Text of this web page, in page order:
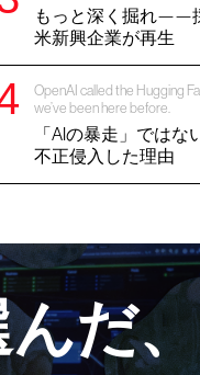
もっと深く掘れ——
米新興企業が再生
OpenAI called the Hugging
we’ve been here before.
「AIの暴走」では
不正侵入した理由
だ